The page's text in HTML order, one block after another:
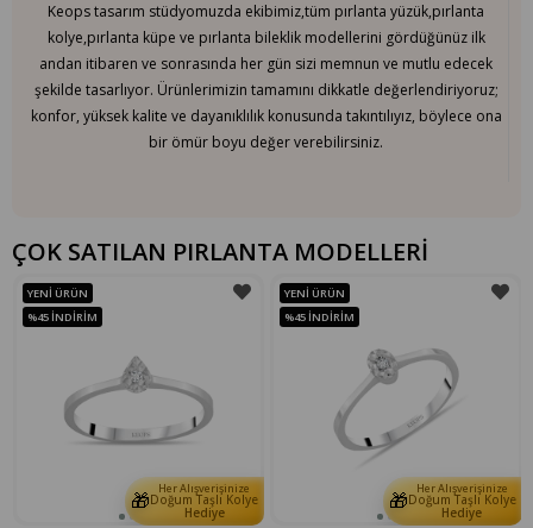
Keops tasarım stüdyomuzda ekibimiz,tüm pırlanta yüzük,pırlanta
kolye,pırlanta küpe ve pırlanta bileklik modellerini gördüğünüz ilk
andan itibaren ve sonrasında her gün sizi memnun ve mutlu edecek
şekilde tasarlıyor. Ürünlerimizin tamamını dikkatle değerlendiriyoruz;
konfor, yüksek kalite ve dayanıklılık konusunda takıntılıyız, böylece ona
bir ömür boyu değer verebilirsiniz.
ÇOK SATILAN PIRLANTA MODELLERİ
🎁 Her Alışverişinize
Doğum Taşlı Kolye
Hediye
YENI ÜRÜN
%45 İNDIRIM
🎁 Her Alışverişinize
Doğum Taşlı Kolye
Hediye
YENI ÜRÜN
%45 İNDIRIM